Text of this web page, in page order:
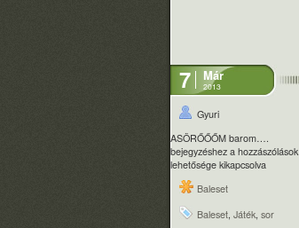
7 Már
2013
Gyuri
ASÖRŐŐŐM barom….
bejegyzéshez a hozzászólások
lehetősége kikapcsolva
Baleset
Baleset, Játék, sor